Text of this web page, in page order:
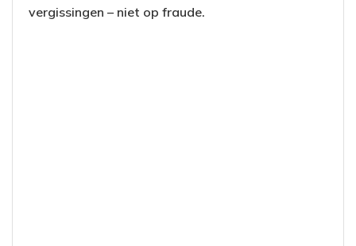
vergissingen – niet op fraude.